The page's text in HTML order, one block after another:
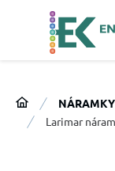
NÁRAMKY
Larimar